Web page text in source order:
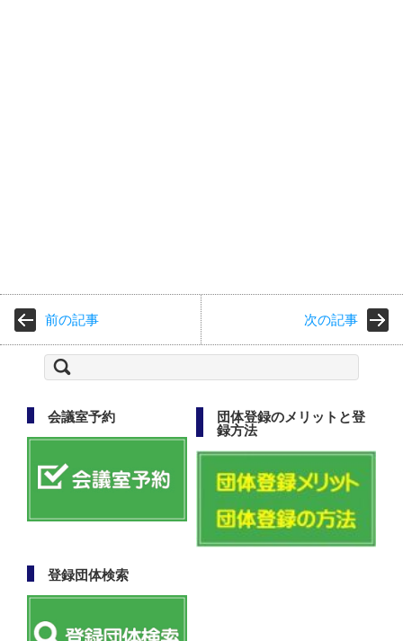
前の記事 次の記事
検
索:
会議室予約
団体登録のメリットと登
録方法
登録団体検索